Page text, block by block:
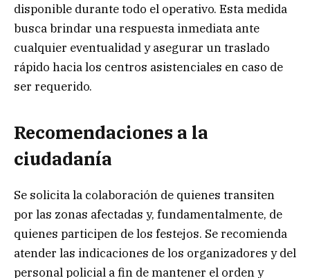
disponible durante todo el operativo. Esta medida
busca brindar una respuesta inmediata ante
cualquier eventualidad y asegurar un traslado
rápido hacia los centros asistenciales en caso de
ser requerido.
Recomendaciones a la
ciudadanía
Se solicita la colaboración de quienes transiten
por las zonas afectadas y, fundamentalmente, de
quienes participen de los festejos. Se recomienda
atender las indicaciones de los organizadores y del
personal policial a fin de mantener el orden y